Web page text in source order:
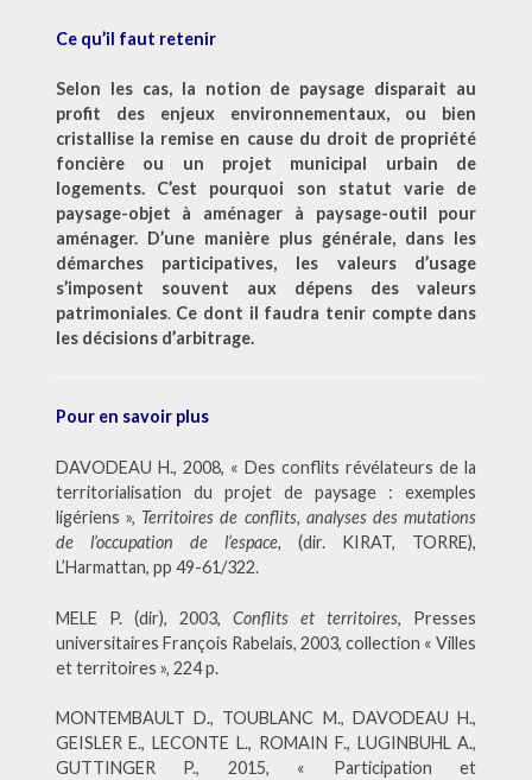
Ce qu’il faut retenir
Selon les cas, la notion de paysage disparait au
profit des enjeux environnementaux, ou bien
cristallise la remise en cause du droit de propriété
foncière ou un projet municipal urbain de
logements. C’est pourquoi son statut varie de
paysage-objet à aménager à paysage-outil pour
aménager. D’une manière plus générale, dans les
démarches participatives, les valeurs d’usage
s’imposent souvent aux dépens des valeurs
patrimoniales. Ce dont il faudra tenir compte dans
les décisions d’arbitrage.
Pour en savoir plus
DAVODEAU H., 2008, « Des conflits révélateurs de la
territorialisation du projet de paysage : exemples
ligériens », Territoires de conflits, analyses des mutations
de l’occupation de l’espace,(dir. KIRAT, TORRE),
L’Harmattan, pp 49-61/322.
MELE P. (dir), 2003,Conflits et territoires, Presses
universitaires François Rabelais, 2003, collection « Villes
et territoires », 224 p.
MONTEMBAULT D., TOUBLANC M., DAVODEAU H.,
GEISLER E., LECONTE L., ROMAIN F., LUGINBUHL A.,
GUTTINGER P., 2015, « Participation et